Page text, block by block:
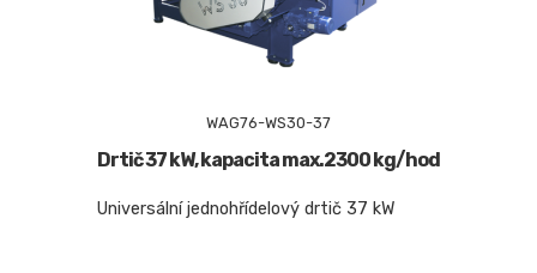
WAG76-WS30-37
Drtič 37 kW, kapacita max.2300 kg/hod
Universální jednohřídelový drtič 37 kW